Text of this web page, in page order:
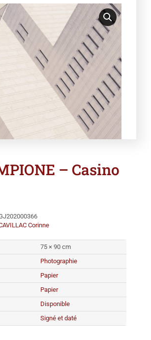
– Casino
Corinne
75 × 90 cm
Photographie
Papier
Papier
Disponible
Signé et daté